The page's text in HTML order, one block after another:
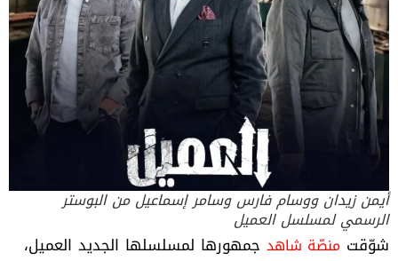
أيمن زيدان ووسام فارس وسامر إسماعيل من البوستر
الرسمي لمسلسل العميل
شوّقت منصّة شاهد جمهورها لمسلسلها الجديد العميل،